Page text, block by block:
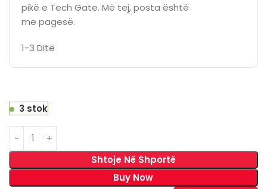
pikë e Tech Gate. Më tej, posta është
me pagesë.
1-3 Ditë
3 stok
Shtoje Në Shportë
Buy Now